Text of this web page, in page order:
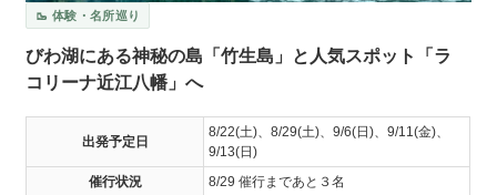
🥾 体験・名所巡り
びわ湖にある神秘の島「竹生島」と人気スポット「ラ
コリーナ近江八幡」へ
出発予定日
8/22(土)、8/29(土)、9/6(日)、9/11(金)、
9/13(日)
催行状況
8/29 催行まであと３名